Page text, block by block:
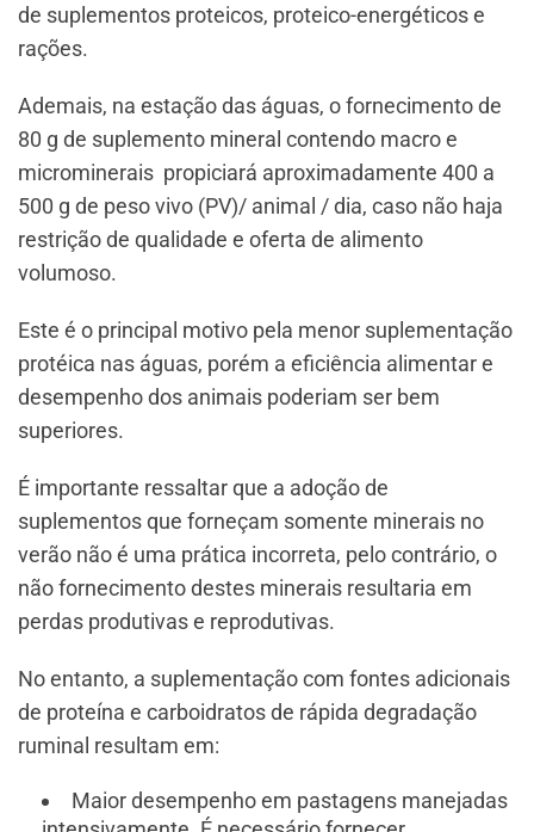
de suplementos proteicos, proteico-energéticos e
rações.
Ademais, na estação das águas, o fornecimento de
80 g de suplemento mineral contendo macro e
microminerais propiciará aproximadamente 400 a
500 g de peso vivo (PV)/ animal / dia, caso não haja
restrição de qualidade e oferta de alimento
volumoso.
Este é o principal motivo pela menor suplementação
protéica nas águas, porém a eficiência alimentar e
desempenho dos animais poderiam ser bem
superiores.
É importante ressaltar que a adoção de
suplementos que forneçam somente minerais no
verão não é uma prática incorreta, pelo contrário, o
não fornecimento destes minerais resultaria em
perdas produtivas e reprodutivas.
No entanto, a suplementação com fontes adicionais
de proteína e carboidratos de rápida degradação
ruminal resultam em:
Maior desempenho em pastagens manejadas